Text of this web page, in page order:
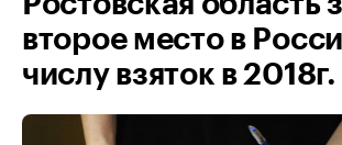
второе место в
числу взяток в 2018г.